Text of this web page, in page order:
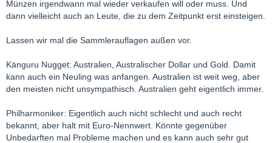
Münzen irgendwann mal wieder verkaufen will oder muss. Und
dann vielleicht auch an Leute, die zu dem Zeitpunkt erst einsteigen.
Lassen wir mal die Sammlerauflagen außen vor.
Känguru Nugget: Australien, Australischer Dollar und Gold. Damit
kann auch ein Neuling was anfangen. Australien ist weit weg, aber
den meisten nicht unsympathisch. Australien geht eigentlich immer.
Philharmoniker: Eigentlich auch nicht schlecht und auch recht
bekannt, aber halt mit Euro-Nennwert. Könnte gegenüber
Unbedarften mal Probleme machen und es kann auch sehr gut